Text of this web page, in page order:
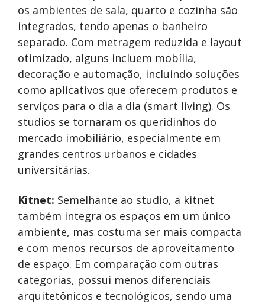
os ambientes de sala, quarto e cozinha são
integrados, tendo apenas o banheiro
separado. Com metragem reduzida e layout
otimizado, alguns incluem mobília,
decoração e automação, incluindo soluções
como aplicativos que oferecem produtos e
serviços para o dia a dia (smart living). Os
studios se tornaram os queridinhos do
mercado imobiliário, especialmente em
grandes centros urbanos e cidades
universitárias.
Kitnet: Semelhante ao studio, a kitnet
também integra os espaços em um único
ambiente, mas costuma ser mais compacta
e com menos recursos de aproveitamento
de espaço. Em comparação com outras
categorias, possui menos diferenciais
arquitetônicos e tecnológicos, sendo uma